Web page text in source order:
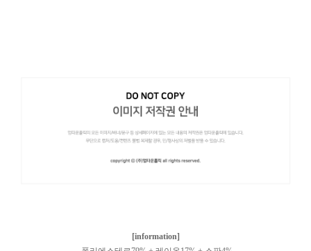
[information]